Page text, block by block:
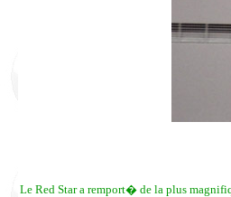
Le Red Star a remport� de la plus